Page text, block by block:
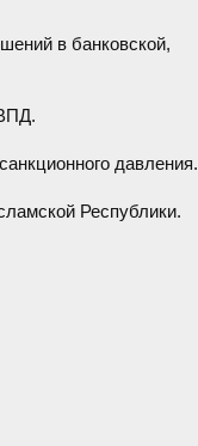
в банковской,
давления.
Республики.